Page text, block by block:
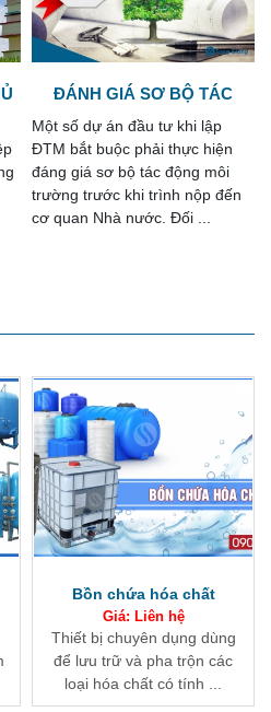
NỘI DUNG GIẤY PHÉP MÔI
TRƯỜNG
Giấy phép môi trường là thủ tục
hồ sơ mới được Nhà nước quy
định thông qua nhiều văn bản
luật mới ban hành và áp dụng
kể từ năm 2022.
Tháp oxy hóa
Giá: Liên hệ
Tháp oxy hóa là thiết bị đưa
oxy từ không khí vào nước
để chuyển hóa sắt ...